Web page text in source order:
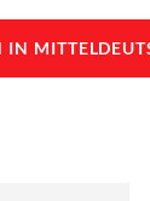
IN